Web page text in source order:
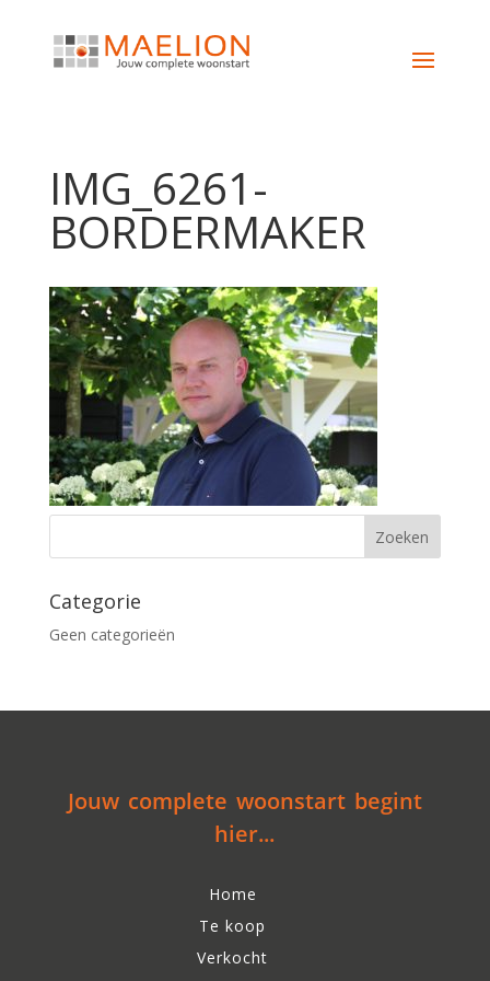
IMG_6261-
BORDERMAKER
Categorie
Geen categorieën
Jouw complete woonstart begint
hier...
Home
Te koop
Verkocht